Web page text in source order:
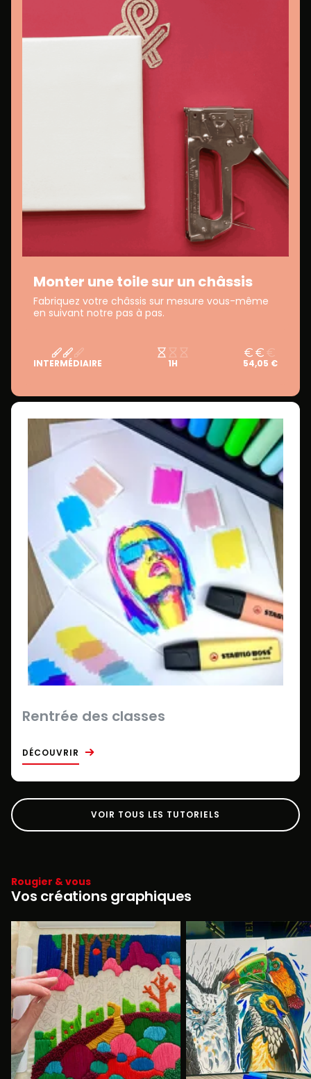
Monter une toile sur un châssis
Fabriquez votre châssis sur mesure vous-même
en suivant notre pas à pas.
INTERMÉDIAIRE 1H 54,05 €
Rentrée des classes
DÉCOUVRIR
VOIR TOUS LES TUTORIELS
Rougier & vous
Vos créations graphiques